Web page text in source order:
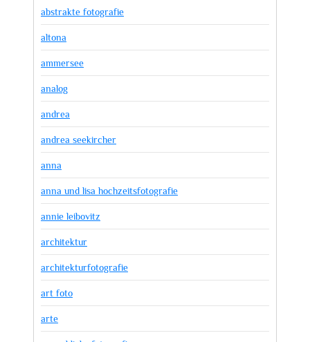
abstrakte fotografie
altona
ammersee
analog
andrea
andrea seekircher
anna
anna und lisa hochzeitsfotografie
annie leibovitz
architektur
architekturfotografie
art foto
arte